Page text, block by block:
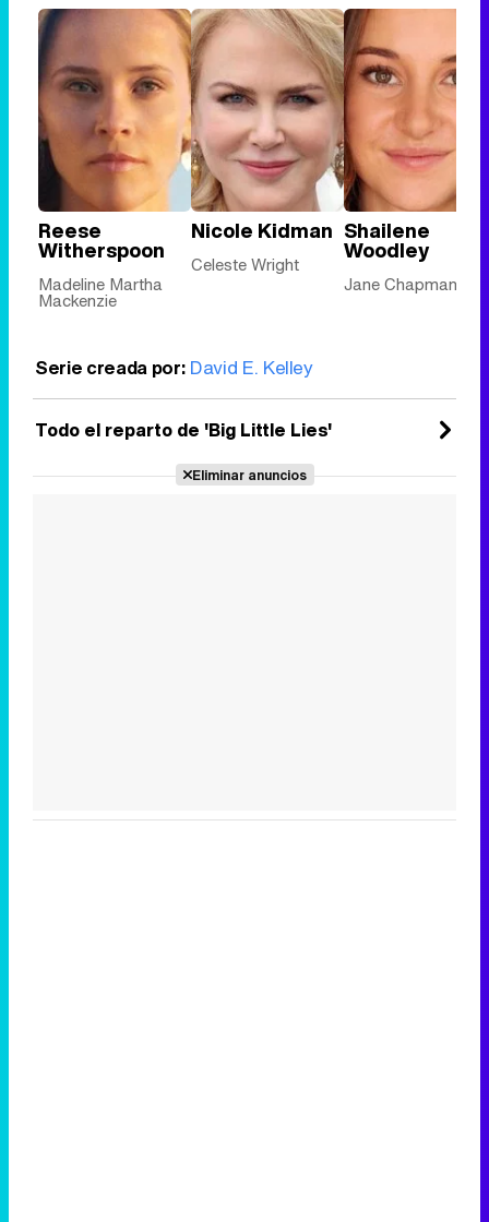
Reese
Witherspoon
Madeline Martha
Mackenzie
Nicole Kidman
Celeste Wright
Shailene
Woodley
Jane Chapman
Serie creada por: David E. Kelley
Todo el reparto de 'Big Little Lies'
Eliminar anuncios